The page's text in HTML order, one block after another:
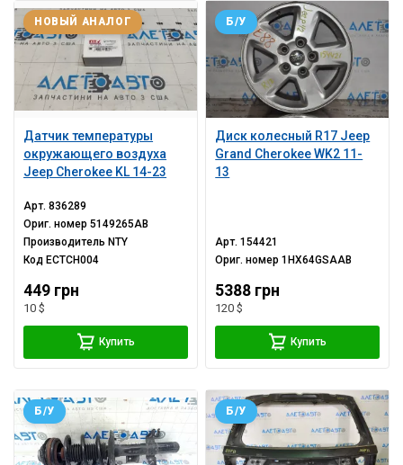
Датчик температуры
окружающего воздуха
Jeep Cherokee KL 14-23
НОВЫЙ АНАЛОГ
Арт.836289
Ориг. номер5149265AB
ПроизводительNTY
КодECTCH004
449 грн
10 $
Купить
Диск колесный R17 Jeep
Grand Cherokee WK2 11-
13
Б/У
Арт.154421
Ориг. номер1HX64GSAAB
5388 грн
120 $
Купить
Б/У Б/У